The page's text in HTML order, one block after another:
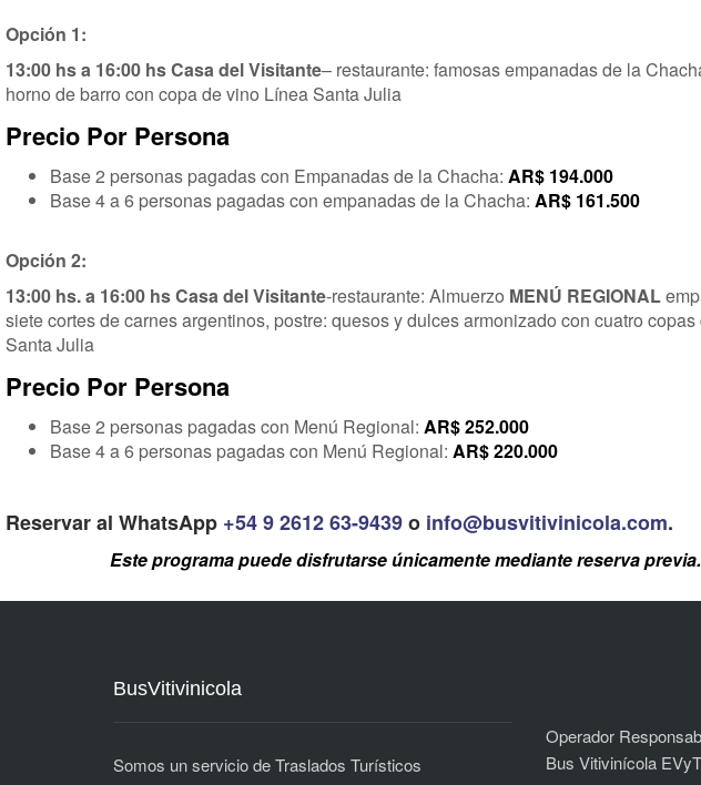
Opción 1:
13:00 hs a 16:00 hs Casa del Visitante– restaurante: famosas empanadas de la
horno de barro con copa de vino Línea Santa Julia
Precio Por Persona
Base 2 personas pagadas con Empanadas de la Chacha: AR$ 194.000
Base 4 a 6 personas pagadas con empanadas de la Chacha: AR$ 161.500
Opción 2:
13:00 hs. a 16:00 hs Casa del Visitante-restaurante: Almuerzo MENÚ REGIONAL
siete cortes de carnes argentinos, postre: quesos y dulces armonizado con cuatro
Santa Julia
Precio Por Persona
Base 2 personas pagadas con Menú Regional: AR$ 252.000
Base 4 a 6 personas pagadas con Menú Regional: AR$ 220.000
Reservar al WhatsApp +54 9 2612 63-9439o info@busvitivinicola.com.
Este programa puede disfrutarse únicamente mediante reserva previa.
BusVitivinicola
Somos un servicio de Traslados Turísticos
Operador
Bus Vitivinícola